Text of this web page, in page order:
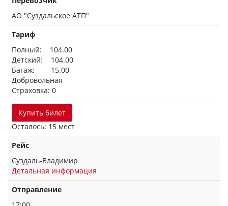
АО "Суздальское АТП"
Тариф
Полный: 104.00
Детский: 104.00
Багаж: 15.00
Добровольная
Страховка: 0
Купить билет
Осталось: 15 мест
Рейс
Суздаль-Владимир
Детальная информация
Отправление